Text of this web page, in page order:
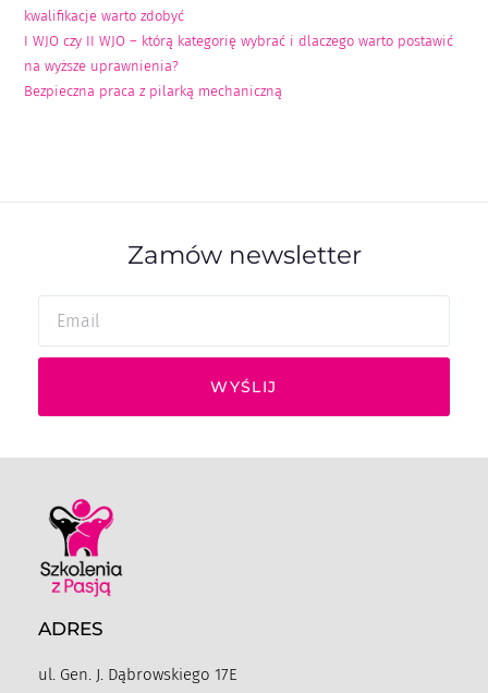
kwalifikacje warto zdobyć
I WJO czy II WJO – którą kategorię wybrać i dlaczego warto postawić
na wyższe uprawnienia?
Bezpieczna praca z pilarką mechaniczną
Zamów newsletter
WYŚLIJ
ADRES
ul. Gen. J. Dąbrowskiego 17E